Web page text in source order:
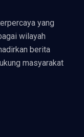
yang
wilayah
berita
masyarakat